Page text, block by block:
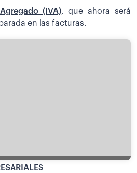
(IVA), que ahora será
en las facturas.